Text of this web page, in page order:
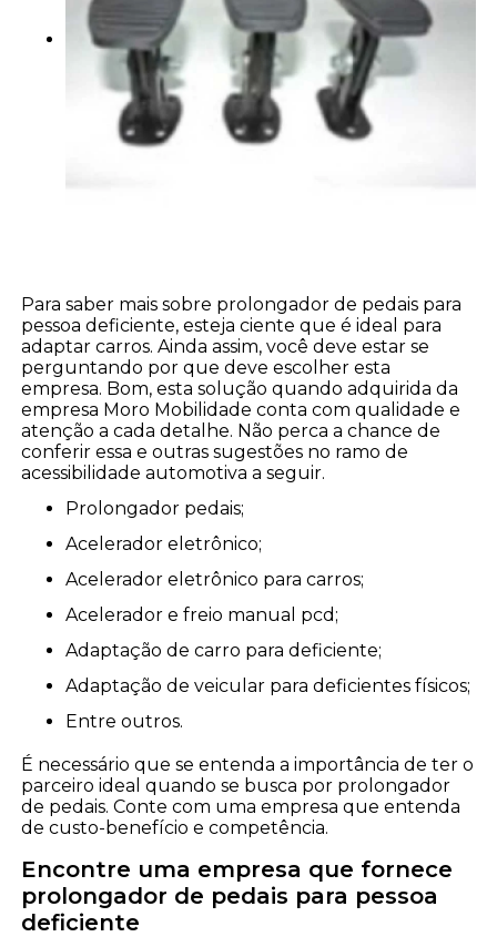
Para saber mais sobre prolongador de pedais para
pessoa deficiente, esteja ciente que é ideal para
adaptar carros. Ainda assim, você deve estar se
perguntando por que deve escolher esta
empresa. Bom, esta solução quando adquirida da
empresa Moro Mobilidade conta com qualidade e
atenção a cada detalhe. Não perca a chance de
conferir essa e outras sugestões no ramo de
acessibilidade automotiva a seguir.
prolongador pedais;
acelerador eletrônico;
acelerador eletrônico para carros;
acelerador e freio manual pcd;
adaptação de carro para deficiente;
adaptação de veicular para deficientes físicos;
entre outros.
É necessário que se entenda a importância de ter o
parceiro ideal quando se busca por prolongador
de pedais. Conte com uma empresa que entenda
de custo-benefício e competência.
Encontre uma empresa que fornece
prolongador de pedais para pessoa
deficiente